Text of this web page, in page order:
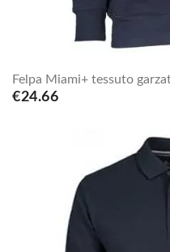
Felpa Miami+ tessuto
€24.66